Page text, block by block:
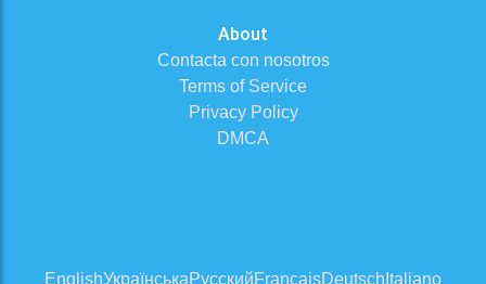
About
Contacta con nosotros
Terms of Service
Privacy Policy
DMCA
EnglishУкраїнськаРусскийFrançaisDeutsch Italiano